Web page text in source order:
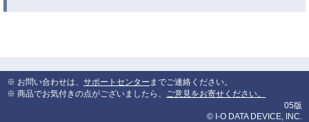
※ お問い合わせは、 サポートセンター までご連絡ください。
※ 商品でお気付きの点がございましたら、 ご意見をお寄せください。
05版
© I-O DATA DEVICE, INC.